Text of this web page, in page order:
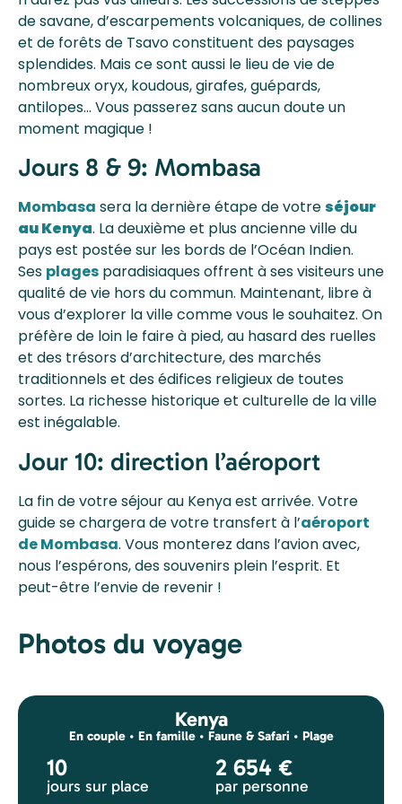
de savane, d’escarpements volcaniques, de collines
et de forêts de Tsavo constituent des paysages
splendides. Mais ce sont aussi le lieu de vie de
nombreux oryx, koudous, girafes, guépards,
antilopes… Vous passerez sans aucun doute un
moment magique !
Jours 8 & 9: Mombasa
Mombasa sera la dernière étape de votreséjour
au Kenya. La deuxième et plus ancienne ville du
pays est postée sur les bords de l’Océan Indien.
Ses plages paradisiaques offrent à ses visiteurs une
qualité de vie hors du commun. Maintenant, libre à
vous d’explorer la ville comme vous le souhaitez. On
préfère de loin le faire à pied, au hasard des ruelles
et des trésors d’architecture, des marchés
traditionnels et des édifices religieux de toutes
sortes. La richesse historique et culturelle de la ville
est inégalable.
Jour 10: direction l’aéroport
La fin de votre séjour au Kenya est arrivée. Votre
guide se chargera de votre transfert à l’aéroport
de Mombasa. Vous monterez dans l’avion avec,
nous l’espérons, des souvenirs plein l’esprit. Et
peut-être l’envie de revenir !
Photos du voyage
Kenya
En couple• En famille• Faune & Safari • Plage
10
jours sur place
2 654 €
par personne